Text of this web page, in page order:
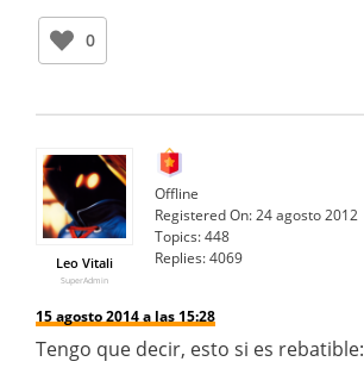
0
Leo Vitali
SuperAdmin
Offline
Registered On:24 agosto 2012
Topics:448
Replies:4069
15 agosto 2014 a las 15:28
Tengo que decir, esto si es rebatible: